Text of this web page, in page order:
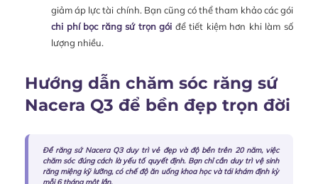
giảm áp lực tài chính. Bạn cũng có thể tham khảo các gói
chi phí bọc răng sứ trọn gói để tiết kiệm hơn khi làm số
lượng nhiều.
Hướng dẫn chăm sóc răng sứ
Nacera Q3 để bền đẹp trọn đời
Để răng sứ Nacera Q3 duy trì vẻ đẹp và độ bền trên 20 năm, việc
chăm sóc đúng cách là yếu tố quyết định. Bạn chỉ cần duy trì vệ sinh
răng miệng kỹ lưỡng, có chế độ ăn uống khoa học và tái khám định kỳ